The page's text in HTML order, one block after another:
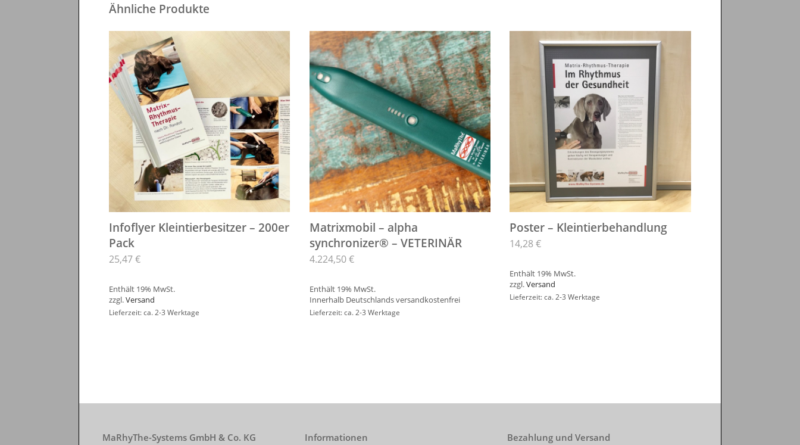
Ähnliche Produkte
Infoflyer Kleintierbesitzer – 200er
Pack
25,47€
Enthält 19% MwSt.
zzgl.Versand
Lieferzeit: ca. 2-3 Werktage
Matrixmobil – alpha
synchronizer® – VETERINÄR
4.224,50€
Enthält 19% MwSt.
Innerhalb Deutschlands versandkostenfrei
Lieferzeit: ca. 2-3 Werktage
Poster – Kleintierbehandlung
14,28€
Enthält 19% MwSt.
zzgl.Versand
Lieferzeit: ca. 2-3 Werktage
MaRhyThe-Systems GmbH & Co. KG Informationen Bezahlung und Versand